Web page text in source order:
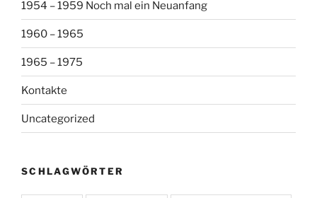
1954 – 1959 Noch mal ein Neuanfang
1960 – 1965
1965 – 1975
Kontakte
Uncategorized
SCHLAGWÖRTER